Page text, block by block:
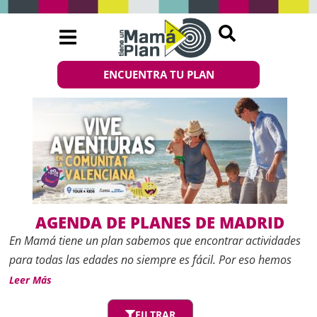
ENCUENTRA TU PLAN
AGENDA DE PLANES DE MADRID
EnMamá tiene un plansabemos que encontrar actividades
para todas las edades no siempre es fácil. Por eso hemos
creado esta
actualizado con las mejores propuestas de ocio, cultura y
Leer Más